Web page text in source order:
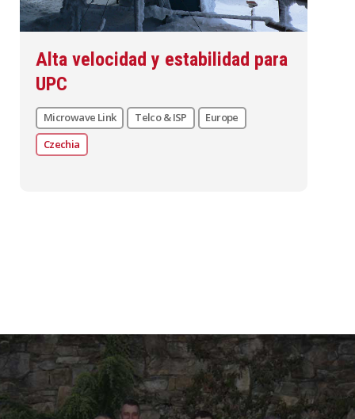
Alta velocidad y estabilidad para
UPC
Microwave Link Telco & ISP
Europe
Czechia